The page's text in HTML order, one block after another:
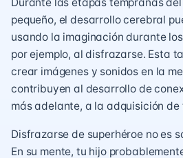
pequeño, el desarrollo cerebral
usando la imaginación durante
por ejemplo, al disfrazarse. Esta
crear imágenes y sonidos en la
contribuyen al desarrollo de
más adelante, a la adquisición
Disfrazarse de superhéroe no es
En su mente, tu hijo